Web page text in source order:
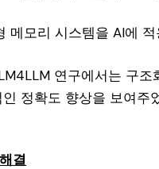
메모리 시스템을 AI에
연구에서는 구
정확도 향상을 보여주
결